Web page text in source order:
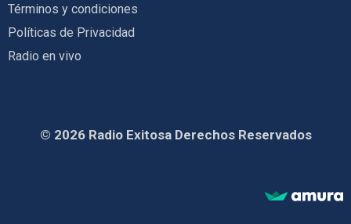
Términos y condiciones
Políticas de Privacidad
Radio en vivo
© 2026 Radio Exitosa Derechos Reservados